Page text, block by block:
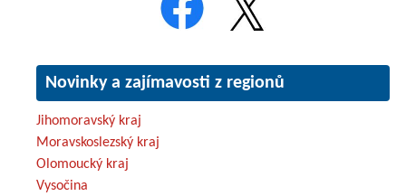
Novinky a zajímavosti z regionů
Jihomoravský kraj
Moravskoslezský kraj
Olomoucký kraj
Vysočina